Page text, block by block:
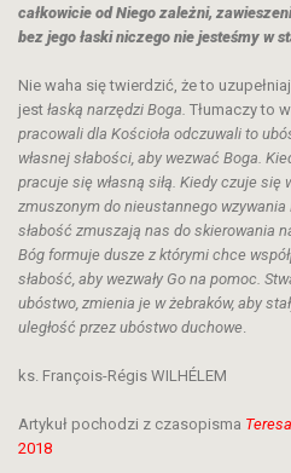
całkowicie od Niego zależni,
bez jego łaski niczego nie jesteśmy w
Nie waha się twierdzić, że to
jest łaską narzędzi Boga. Tłumaczy to
pracowali dla Kościoła odczuwali to
własnej słabości, aby wezwać Boga.
pracuje się własną siłą. Kiedy czuje się
zmuszonym do nieustannego
słabość zmuszają nas do skierowania
Bóg formuje dusze z którymi chce
słabość, aby wezwały Go na pomoc.
ubóstwo, zmienia je w żebraków, aby
uległość przez ubóstwo duchowe.
ks. François-Régis WILHÉLEM
Artykuł pochodzi z czasopisma
2018